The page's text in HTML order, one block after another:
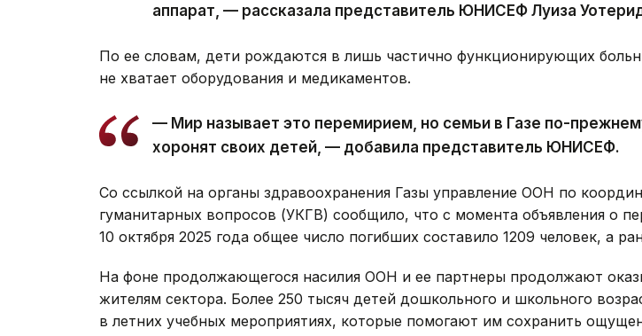
аппарат, — рассказала представитель ЮНИСЕФ Луиза
По ее словам, дети рождаются в лишь частично функционирующих
не хватает оборудования и медикаментов.
— Мир называет это перемирием, но семьи в Газе по-
хоронят своих детей, — добавила представитель ЮНИСЕФ.
Со ссылкой на органы здравоохранения Газы управление ООН по
гуманитарных вопросов (УКГВ) сообщило, что с момента объявления о
10 октября 2025 года общее число погибших составило 1209 человек, а
На фоне продолжающегося насилия ООН и ее партнеры продолжают
жителям сектора. Более 250 тысяч детей дошкольного и школьного
в летних учебных мероприятиях, которые помогают им сохранить